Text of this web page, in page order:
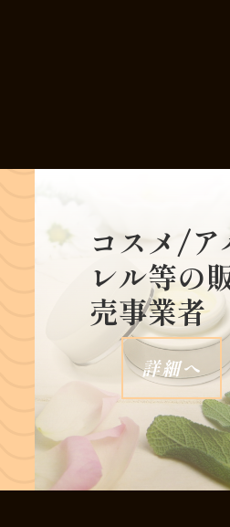
コスメ/ア
レル等の
売事業者
詳細へ